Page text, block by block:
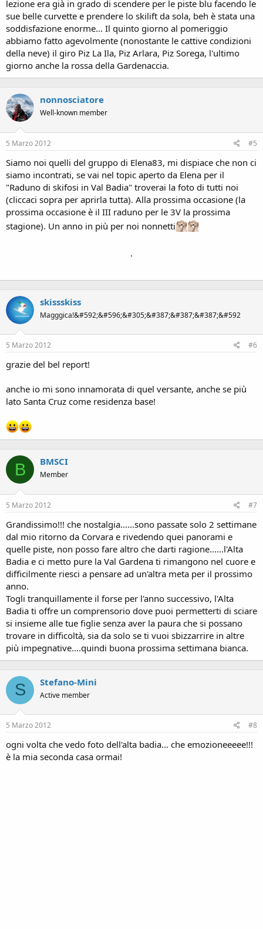
lezione era già in grado di scendere per le piste blu facendo le
sue belle curvette e prendere lo skilift da sola, beh è stata una
soddisfazione enorme... Il quinto giorno al pomeriggio
abbiamo fatto agevolmente (nonostante le cattive condizioni
della neve) il giro Piz La Ila, Piz Arlara, Piz Sorega, l'ultimo
giorno anche la rossa della Gardenaccia.
nonnosciatore
Well-known member
5 Marzo 2012 #5
Siamo noi quelli del gruppo di Elena83, mi dispiace che non ci
siamo incontrati, se vai nel topic aperto da Elena per il
"Raduno di skifosi in Val Badia" troverai la foto di tutti noi
(cliccaci sopra per aprirla tutta). Alla prossima occasione (la
prossima occasione è il III raduno per le 3V la prossima
stagione). Un anno in più per noi nonnetti
.
skissskiss
Magggica!&#592;&#596;&#305;&#387;&#387;&#387;&#592
5 Marzo 2012 #6
grazie del bel report!
anche io mi sono innamorata di quel versante, anche se più
lato Santa Cruz come residenza base!
B BMSCI
Member
5 Marzo 2012 #7
Grandissimo!!! che nostalgia......sono passate solo 2 settimane
dal mio ritorno da Corvara e rivedendo quei panorami e
quelle piste, non posso fare altro che darti ragione......l'Alta
Badia e ci metto pure la Val Gardena ti rimangono nel cuore e
difficilmente riesci a pensare ad un'altra meta per il prossimo
anno.
Togli tranquillamente il forse per l'anno successivo, l'Alta
Badia ti offre un comprensorio dove puoi permetterti di sciare
si insieme alle tue figlie senza aver la paura che si possano
trovare in difficoltà, sia da solo se ti vuoi sbizzarrire in altre
più impegnative....quindi buona prossima settimana bianca.
S Stefano-Mini
Active member
5 Marzo 2012 #8
ogni volta che vedo foto dell'alta badia... che emozioneeeee!!!
è la mia seconda casa ormai!